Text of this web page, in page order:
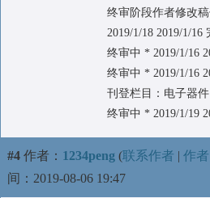
终审阶段作者修改
2019/1/18 2019/1/16
终审中 * 2019/1/16
终审中 * 2019/1/16
刊登栏目：电子器
终审中 * 2019/1/19
#4 作者： 1234peng (联系作者 | 作
间：2019-08-06 19:47